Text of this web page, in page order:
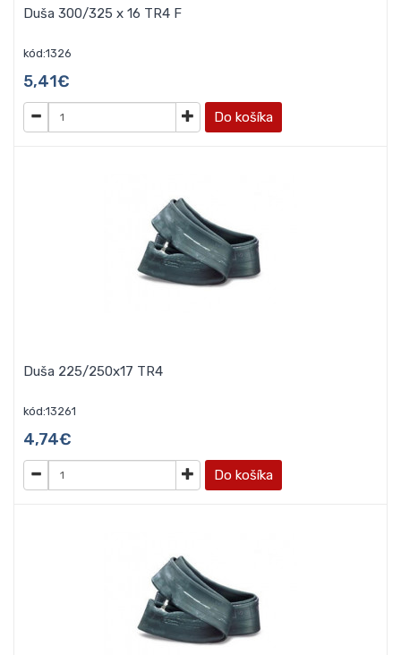
Duša 300/325 x 16 TR4 F
kód:1326
5,41€
Do košíka
Duša 225/250x17 TR4
kód:13261
4,74€
Do košíka